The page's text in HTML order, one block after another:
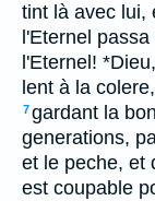
tint là avec lui,
l'Eternel
l'Eternel!
lent à la
7gardant la
generations,
et le peche, et
est coupable